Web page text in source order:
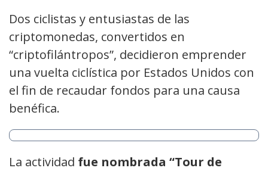
Dos ciclistas y entusiastas de las
criptomonedas, convertidos en
“criptofilántropos”, decidieron emprender
una vuelta ciclística por Estados Unidos con
el fin de recaudar fondos para una causa
benéfica.
La actividad fue nombrada “Tour de